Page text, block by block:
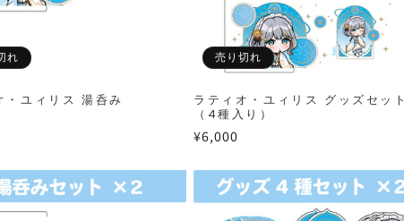
れ
・ユィリス 湯呑み
売り切れ
ラティオ・ユィリス グッズセット
（4種入り）
通
格
¥6,000